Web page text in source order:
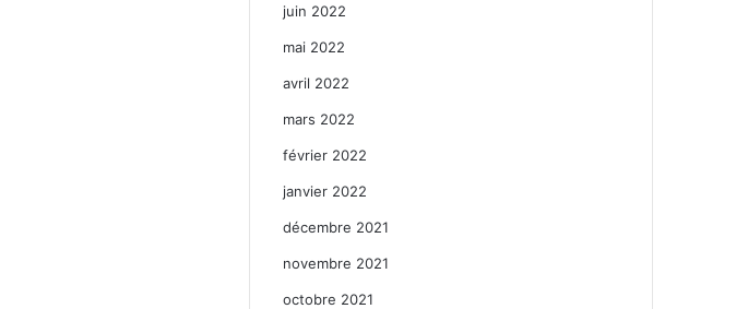
juin 2022
mai 2022
avril 2022
mars 2022
février 2022
janvier 2022
décembre 2021
novembre 2021
octobre 2021